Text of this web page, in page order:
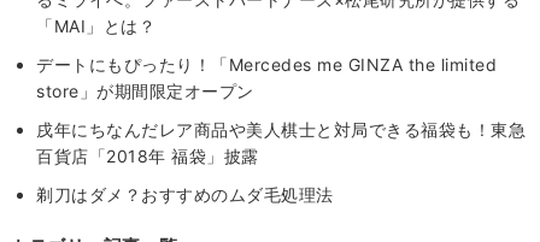
「MAI」とは？
デートにもぴったり！「Mercedes me GINZA the limited
store」が期間限定オープン
戌年にちなんだレア商品や美人棋士と対局できる福袋も！東急
百貨店「2018年 福袋」披露
剃刀はダメ？おすすめのムダ毛処理法